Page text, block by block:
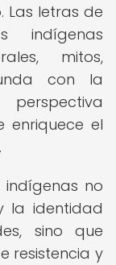
Las letras de
indígenas
mitos,
con la
enriquece el
no
la identidad
sino que
resistencia y